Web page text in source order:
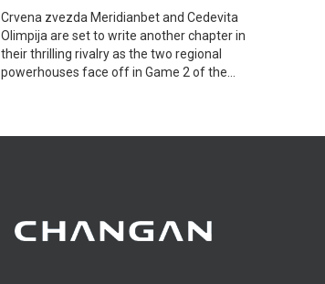
Crvena zvezda Meridianbet and Cedevita
Olimpija are set to write another chapter in
their thrilling rivalry as the two regional
powerhouses face off in Game 2 of the